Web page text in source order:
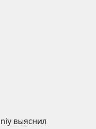
выяснил